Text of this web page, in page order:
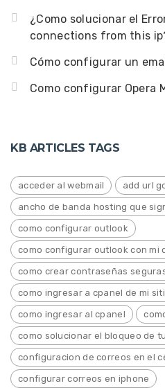
¿Como solucionar el
connections from this
Cómo configurar un
Como configurar Opera
KB ARTICLES TAGS
acceder al webmail add url
ancho de banda hosting que
como configurar outlook
como configurar outlook con mi
como crear contraseñas
como ingresar a cpanel de mi
como ingresar al cpanel
como solucionar el bloqueo de
configuracion de correos en el
configurar correos en iphone